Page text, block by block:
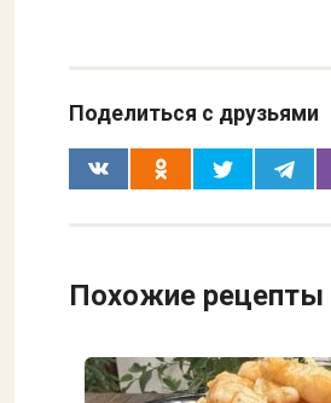
Поделиться с друзьями
Похожие рецепты